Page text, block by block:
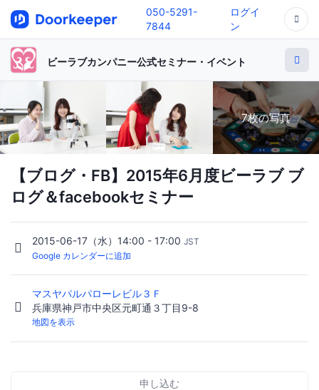
050-5291-
7844
ログイ
ン
ビーラブカンパニー公式セミナー・イベント
7枚の写真
【ブログ・FB】2015年6月度ビーラブ ブ
ログ＆facebookセミナー
2015-06-17（水）14:00 - 17:00 JST
Google カレンダーに追加
マスヤパルパローレビル３Ｆ
兵庫県神戸市中央区元町通３丁目9-8
地図を表示
申し込む